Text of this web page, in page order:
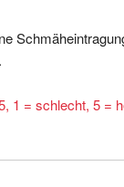
1 = schlecht, 5 =